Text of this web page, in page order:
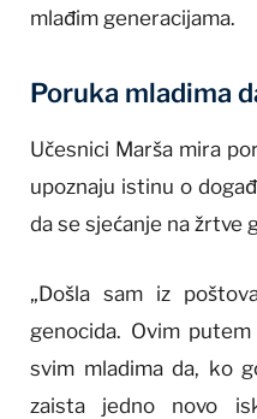
mlađim generacijama.
Poruka mladima
Učesnici Marša mira
upoznaju istinu o
da se sjećanje na žrtve
„Došla sam iz
genocida. Ovim
svim mladima da, ko
zaista jedno novo